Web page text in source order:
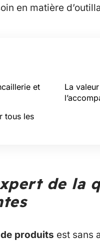
en matière
et
tous les
La
de la
produits est sans